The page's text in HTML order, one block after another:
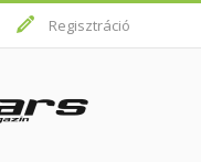
Regisztráció